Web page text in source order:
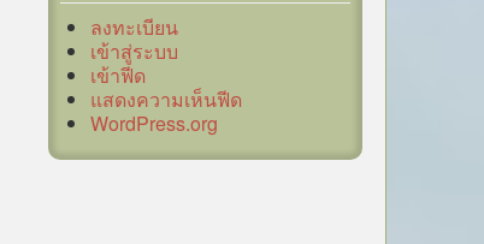
ลงทะเบียน
เข้าสู่ระบบ
เข้าฟีด
แสดงความเห็นฟีด
WordPress.org